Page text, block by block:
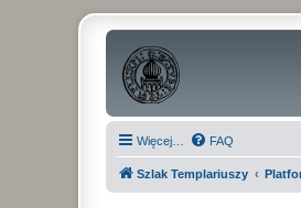
Więcej… FAQ
Szlak Templariuszy